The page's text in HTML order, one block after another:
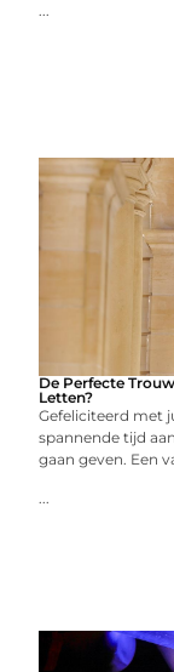
...
De Perfecte
Letten?
Gefeliciteerd met
spannende tijd
gaan geven. Een
...